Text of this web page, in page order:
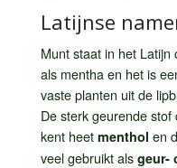
Latijnse
Munt staat in het Latijn
als mentha en het is
vaste planten uit de
De sterk geurende
kent heet menthol en
veel gebruikt als geur-